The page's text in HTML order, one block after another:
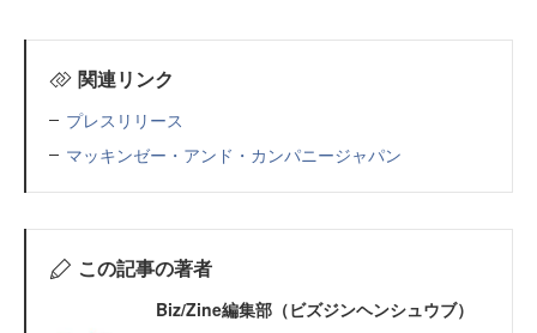
関連リンク
プレスリリース
マッキンゼー・アンド・カンパニージャパン
この記事の著者
Biz/Zine編集部（ビズジンヘンシュウブ）